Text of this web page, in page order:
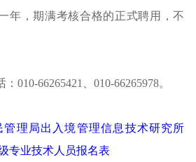
年，期满考核合格的正式聘用，不
010-66265421、010-66265978。
管理局出入境管理信息技术研究所
专业技术人员报名表